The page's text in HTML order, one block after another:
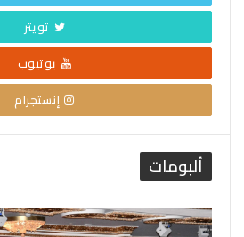
تويتر
يوتيوب
إنستجرام
ألبومات